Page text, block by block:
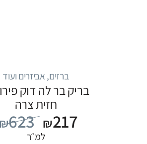
ברזים, אביזרים ועוד
בריק בר לה דוק
חזית צרה
623 ₪217
למ״ר